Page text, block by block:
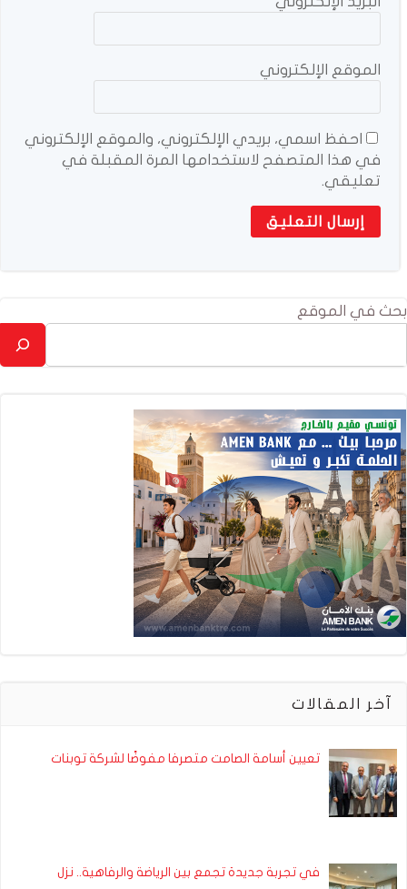
الموقع الإلكتروني
احفظ اسمي، بريدي الإلكتروني، والموقع الإلكتروني
في هذا المتصفح لاستخدامها المرة المقبلة في
تعليقي.
بحث في الموقع
آخر المقالات
تعيين أسامة الصامت متصرفا مفوضًا لشركة توبنات
في تجربة جديدة تجمع بين الرياضة والرفاهية.. نزل